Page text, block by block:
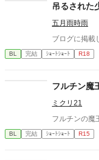
吊るされた
五月雨時雨
ブログに掲載
BL 完結 ｼｮｰﾄｼｮｰﾄ R18
フルチン魔
ミクリ21
フルチンの魔
BL 完結 ｼｮｰﾄｼｮｰﾄ R15